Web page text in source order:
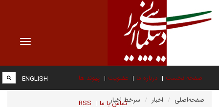
Toggle
صفحه نخست درباره ما عضویت پیوند ها
تماس با ما RSS
ENGLISH
صفحه‌اصلی اخبار
سرخط اخبار